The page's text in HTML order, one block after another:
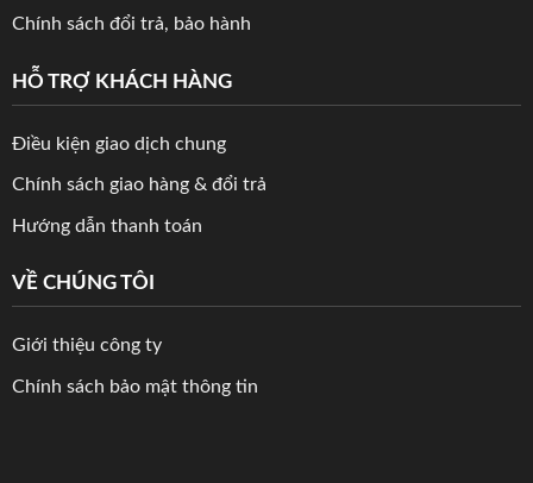
Chính sách đổi trả, bảo hành
HỖ TRỢ KHÁCH HÀNG
Điều kiện giao dịch chung
Chính sách giao hàng & đổi trả
Hướng dẫn thanh toán
VỀ CHÚNG TÔI
Giới thiệu công ty
Chính sách bảo mật thông tin